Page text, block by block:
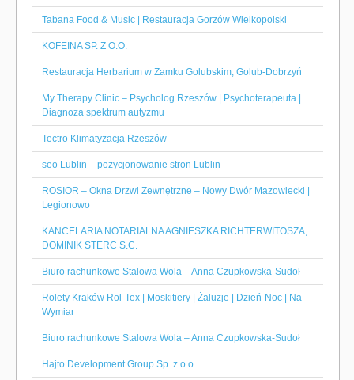
Tabana Food & Music | Restauracja Gorzów Wielkopolski
KOFEINA SP. Z O.O.
Restauracja Herbarium w Zamku Golubskim, Golub-Dobrzyń
My Therapy Clinic – Psycholog Rzeszów | Psychoterapeuta |
Diagnoza spektrum autyzmu
Tectro Klimatyzacja Rzeszów
seo Lublin – pozycjonowanie stron Lublin
ROSIOR – Okna Drzwi Zewnętrzne – Nowy Dwór Mazowiecki |
Legionowo
KANCELARIA NOTARIALNA AGNIESZKA RICHTERWITOSZA,
DOMINIK STERC S.C.
Biuro rachunkowe Stalowa Wola – Anna Czupkowska-Sudoł
Rolety Kraków Rol-Tex | Moskitiery | Żaluzje | Dzień-Noc | Na
Wymiar
Biuro rachunkowe Stalowa Wola – Anna Czupkowska-Sudoł
Hajto Development Group Sp. z o.o.